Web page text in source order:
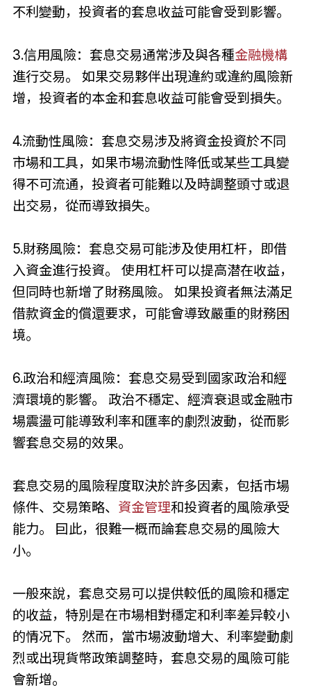
不利變動，投資者的套息收益可能會受到影響。
3.信用風險：套息交易通常涉及與各種金融機構
進行交易。 如果交易夥伴出現違約或違約風險新
增，投資者的本金和套息收益可能會受到損失。
4.流動性風險：套息交易涉及將資金投資於不同
市場和工具，如果市場流動性降低或某些工具變
得不可流通，投資者可能難以及時調整頭寸或退
出交易，從而導致損失。
5.財務風險：套息交易可能涉及使用杠杆，即借
入資金進行投資。 使用杠杆可以提高潜在收益，
但同時也新增了財務風險。 如果投資者無法滿足
借款資金的償還要求，可能會導致嚴重的財務困
境。
6.政治和經濟風險：套息交易受到國家政治和經
濟環境的影響。 政治不穩定、經濟衰退或金融市
場震盪可能導致利率和匯率的劇烈波動，從而影
響套息交易的效果。
套息交易的風險程度取決於許多因素，包括市場
條件、交易策略、 資金管理和投資者的風險承受
能力。 囙此，很難一概而論套息交易的風險大
小。
一般來說，套息交易可以提供較低的風險和穩定
的收益，特別是在市場相對穩定和利率差异較小
的情况下。 然而，當市場波動增大、利率變動劇
烈或出現貨幣政策調整時，套息交易的風險可能
會新增。